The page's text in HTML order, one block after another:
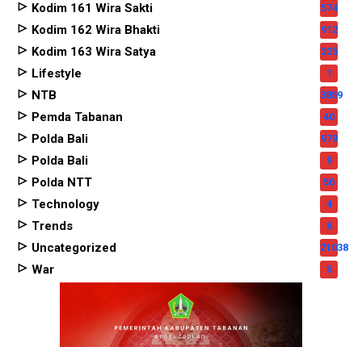
Kodim 161 Wira Sakti 574
Kodim 162 Wira Bhakti 912
Kodim 163 Wira Satya 225
Lifestyle 1
NTB 3859
Pemda Tabanan 40
Polda Bali 979
Polda Bali 9
Polda NTT 50
Technology 4
Trends 6
Uncategorized 21038
War 5